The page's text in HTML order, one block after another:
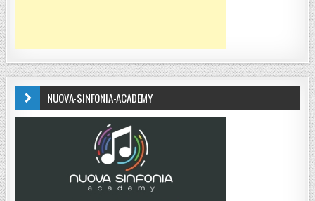
NUOVA-SINFONIA-ACADEMY